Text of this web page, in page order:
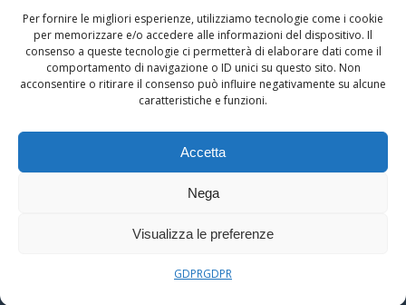
Per fornire le migliori esperienze, utilizziamo tecnologie come i cookie
per memorizzare e/o accedere alle informazioni del dispositivo. Il
consenso a queste tecnologie ci permetterà di elaborare dati come il
comportamento di navigazione o ID unici su questo sito. Non
acconsentire o ritirare il consenso può influire negativamente su alcune
caratteristiche e funzioni.
Accetta
Nega
Visualizza le preferenze
GDPRGDPR
indicando il
C.F. 96020930010
nella dichiarazione dei redditi e
firmando per la destinazione del"cinque per mille".
Grazie!!
© 2026 Associazione Astrofili Segusini